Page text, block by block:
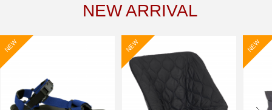
NEW ARRIVAL
NEW NEW NEW